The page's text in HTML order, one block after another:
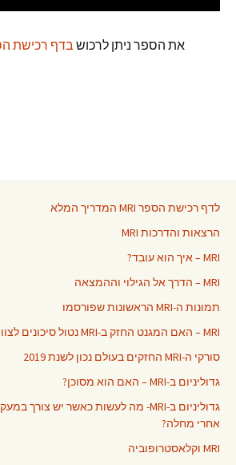
את הספר ניתן לרכוש בדף רכישת
לדף רכישת הספר MRI המדריך המלא
הרצאות והדרכות MRI
MRI – איך הוא עובד?
MRI – הדרך אל הגילוי וההמצאה
תמונות ה-MRI הראשונות שפורסמו
MRI – האם המגנט החזק ב-MRI נטול סיכונים לצוות הרפואי?
סורקי ה-MRI החזקים בעולם נכון לשנת 2019
גדוליניום ב-MRI – האם הוא מסוכן?
אחרי מחלה?
MRI וקלאסטרופוביה